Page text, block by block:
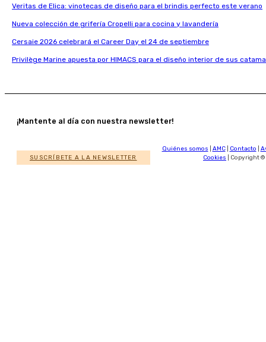
Veritas de Elica: vinotecas de diseño para el brindis perfecto este verano
Nueva colección de grifería Cropelli para cocina y lavandería
Cersaie 2026 celebrará el Career Day el 24 de septiembre
Privilège Marine apuesta por HIMACS para el diseño interior de sus
¡Mantente al día con nuestra newsletter!
SUSCRÍBETE A LA NEWSLETTER
Quiénes somos AMC| Contacto
Cookies | Copyright